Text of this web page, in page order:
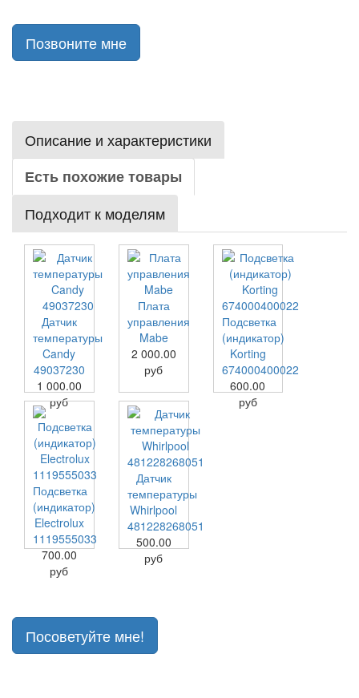
Позвоните мне
Описание и характеристики
Есть похожие товары
Подходит к моделям
Датчик
температуры
Candy
49037230
1 000.00
руб
Плата
управления
Mabe
2 000.00
руб
Подсветка
(индикатор)
Korting
674000400022
600.00
руб
Подсветка
(индикатор)
Electrolux
1119555033
700.00
руб
Датчик
температуры
Whirlpool
481228268051
500.00
руб
Посоветуйте мне!